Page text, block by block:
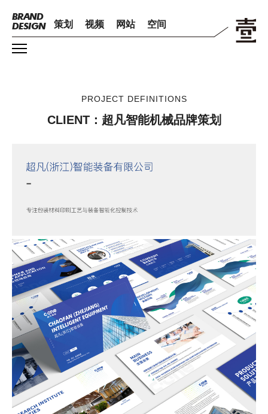
BRAND
DESIGN
策划 视频 网站 空间
PROJECT DEFINITIONS
CLIENT：超凡智能机械品牌策划